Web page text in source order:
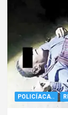
POLICÍACA..